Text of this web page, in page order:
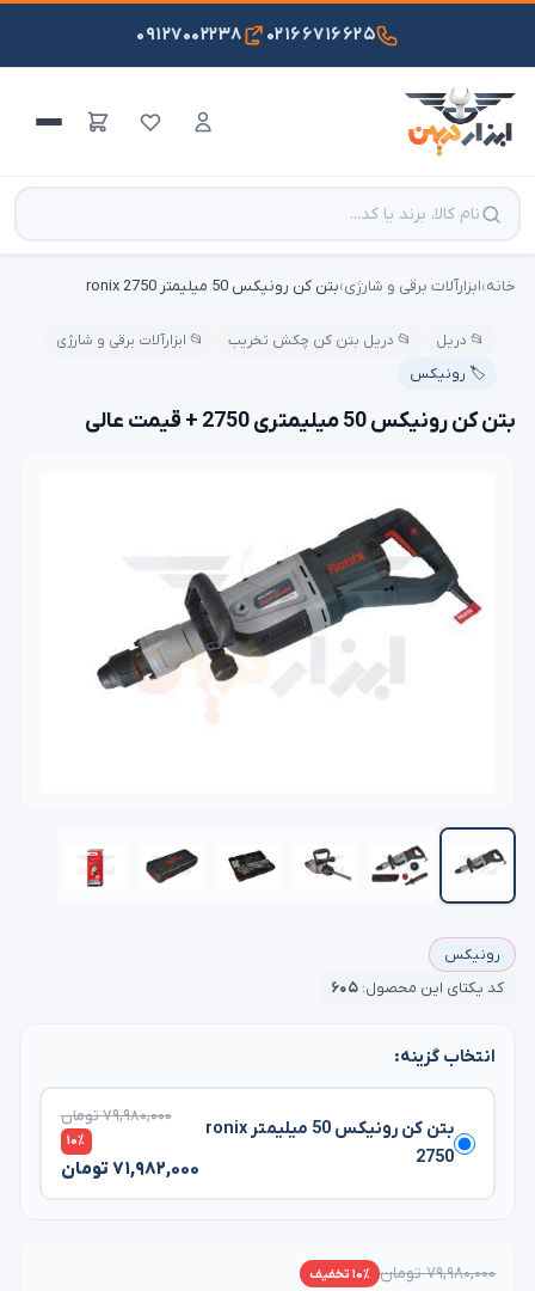
۰۲۱۶۶۷۱۶۶۲۵ ۰۹۱۲۷۰۰۲۲۳۸
خانه›ابزارآلات برقی و شارژی›بتن کن رونیکس 50 میلیمتر ronix 2750
📂 دریل 📂 دریل بتن کن چکش تخریب
📂 ابزارآلات برقی و شارژی
🏷️ رونیکس
بتن کن رونیکس 50 میلیمتری 2750 + قیمت عالی
رونیکس
کد یکتای این محصول: ۶۰۵
انتخاب گزینه:
بتن کن رونیکس 50 میلیمتر ronix
2750
۷۹,۹۸۰,۰۰۰ تومان
۱۰٪
۷۱,۹۸۲,۰۰۰ تومان
۷۹,۹۸۰,۰۰۰ تومان ۱۰٪ تخفیف